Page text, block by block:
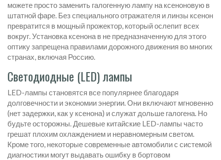
можете просто заменить галогенную лампу на ксеноновую в
штатной фаре. Без специального отражателя и линзы ксенон
превратится в мощный прожектор, который ослепит всех
вокруг. Установка ксенона в не предназначенную для этого
оптику запрещена правилами дорожного движения во многих
странах, включая Россию.
Светодиодные (LED) лампы
LED-лампы становятся все популярнее благодаря
долговечности и экономии энергии. Они включают мгновенно
(нет задержки, как у ксенона) и служат дольше галогена. Но
будьте осторожны. Дешевые китайские LED-лампы часто
грешат плохим охлаждением и неравномерным светом.
Кроме того, некоторые современные автомобили с системой
диагностики могут выдавать ошибку в бортовом